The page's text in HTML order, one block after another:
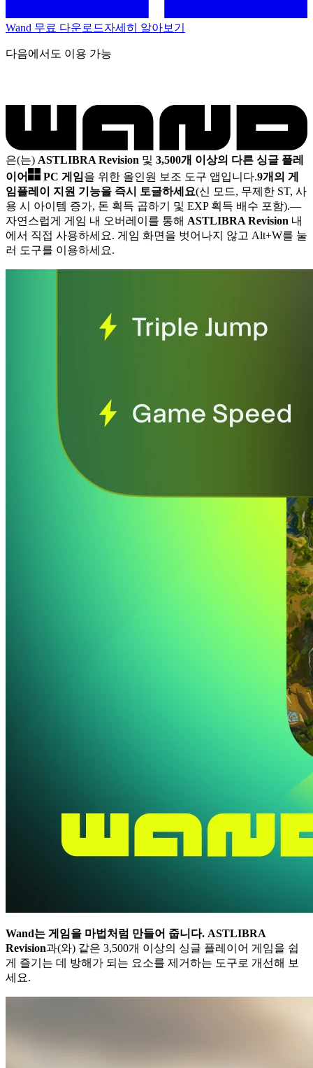
Wand 무료 다운로드자세히 알아보기
다음에서도 이용 가능
은(는) ASTLIBRA Revision 및 3,500개 이상의 다른 싱글 플레
이어
PC 게임을 위한 올인원 보조 도구 앱입니다.9개의 게
임플레이 지원 기능을 즉시 토글하세요(신 모드, 무제한 ST, 사
용 시 아이템 증가, 돈 획득 곱하기 및 EXP 획득 배수 포함).—
자연스럽게 게임 내 오버레이를 통해 ASTLIBRA Revision 내
에서 직접 사용하세요. 게임 화면을 벗어나지 않고 Alt+W를 눌
러 도구를 이용하세요.
Wand는 게임을 마법처럼 만들어 줍니다. ASTLIBRA
Revision과(와) 같은 3,500개 이상의 싱글 플레이어 게임을 쉽
게 즐기는 데 방해가 되는 요소를 제거하는 도구로 개선해 보
세요.